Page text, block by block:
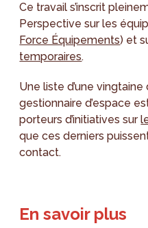
Ce travail s’inscrit
Perspective sur les
Force Équipements) et
temporaires.
Une liste d’une
gestionnaire d’espace
porteurs d’initiatives sur
que ces derniers
contact.
En savoir plus